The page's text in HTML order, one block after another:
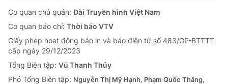
Cơ quan chủ quản:Đài Truyền hình Việt Nam
Cơ quan báo chí: Thời báo VTV
Giấy phép hoạt động báo in và báo điện tử số 483/GP-BTTTT
cấp ngày 29/12/2023
Tổng Biên tập: Vũ Thanh Thủy
Phó Tổng Biên tập: Nguyễn Thị Mỹ Hạnh, Phạm Quốc Thắng,